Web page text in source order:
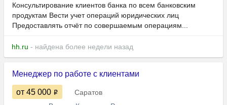
Консультирование клиентов банка по всем банковским
продуктам Вести учет операций юридических лиц
Предоставлять отчёт по совершаемым операциям...
hh.ru - найдена более недели назад
Менеджер по работе с клиентами
от 45 000
Саратов